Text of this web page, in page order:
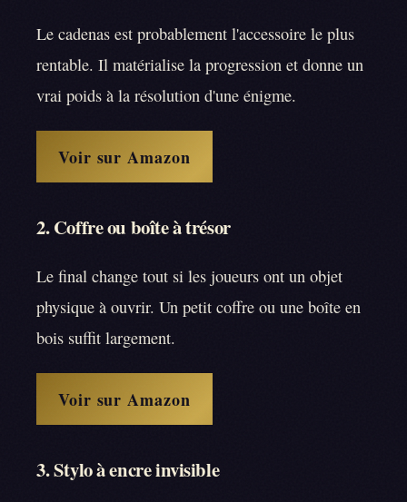
Le cadenas est probablement l'accessoire le plus
rentable. Il matérialise la progression et donne un
vrai poids à la résolution d'une énigme.
Voir sur Amazon
2. Coffre ou boîte à trésor
Le final change tout si les joueurs ont un objet
physique à ouvrir. Un petit coffre ou une boîte en
bois suffit largement.
Voir sur Amazon
3. Stylo à encre invisible